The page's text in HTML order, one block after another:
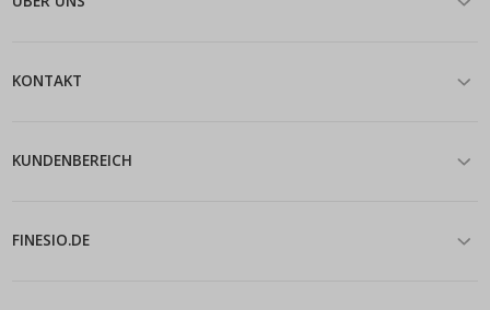
KONTAKT
KUNDENBEREICH
FINESIO.DE